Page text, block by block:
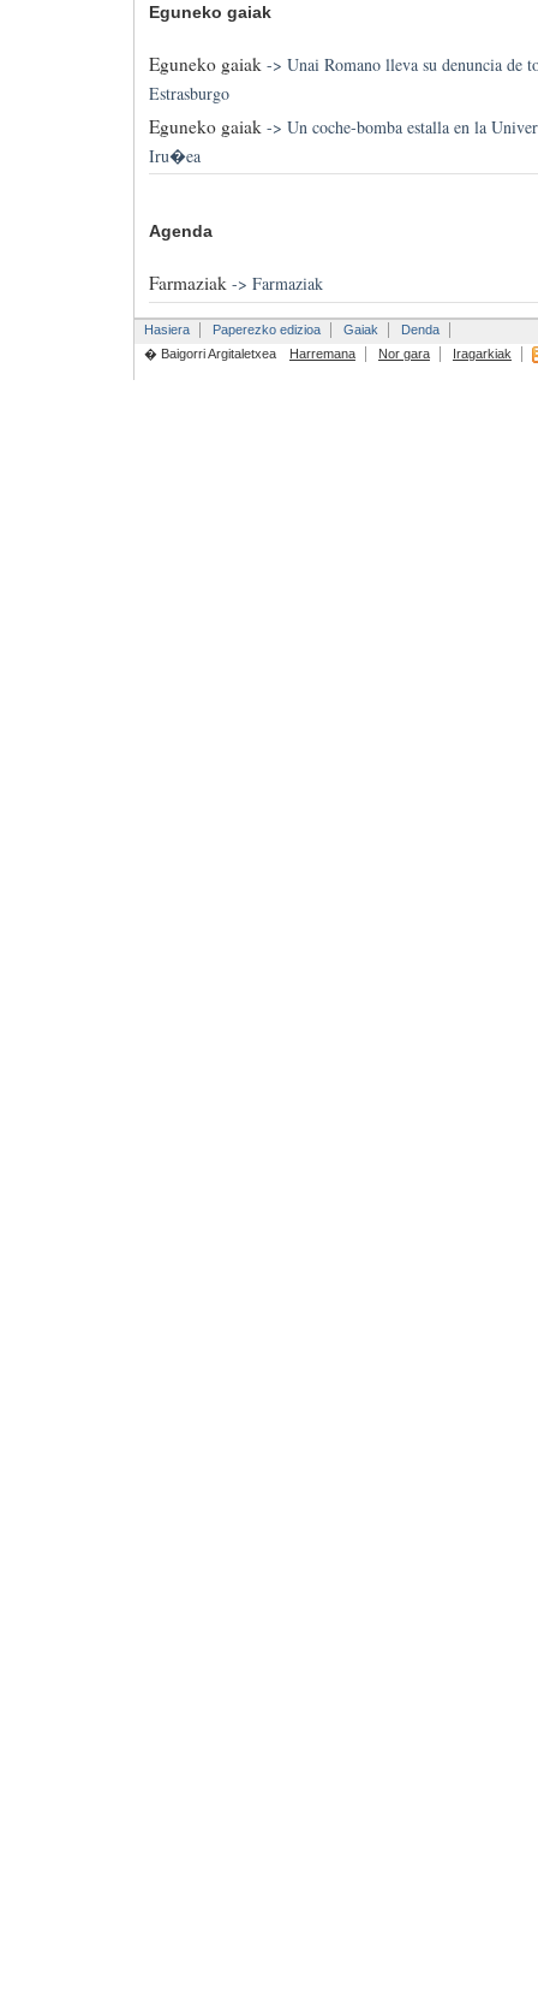
Eguneko gaiak
Eguneko gaiak-> Unai Romano lleva su denuncia de
Estrasburgo
Eguneko gaiak -> Un coche-bomba estalla en la
Iru�ea
Agenda
Farmaziak-> Farmaziak
Hasiera Paperezko edizioa Gaiak
Denda
� Baigorri Argitaletxea
Harremana Nor gara Iragarkiak